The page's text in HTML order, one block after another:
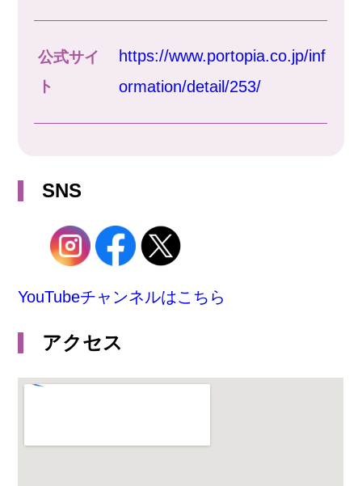
公式サイ
ト
https://www.portopia.co.jp/inf
ormation/detail/253/
SNS
YouTubeチャンネルはこちら
アクセス